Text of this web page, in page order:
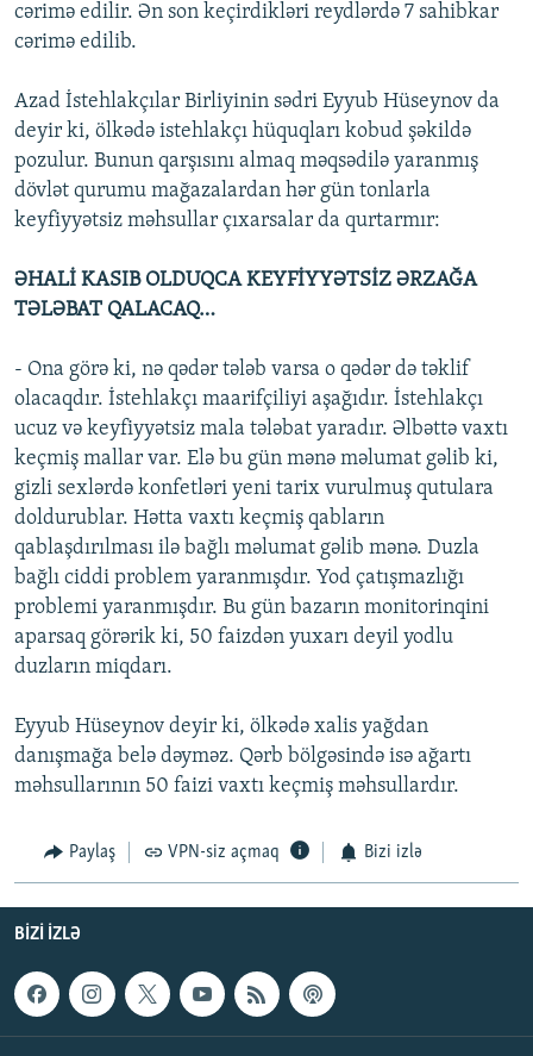
cərimə edilir. Ən son keçirdikləri reydlərdə 7 sahibkar
cərimə edilib.
Azad İstehlakçılar Birliyinin sədri Eyyub Hüseynov da
deyir ki, ölkədə istehlakçı hüquqları kobud şəkildə
pozulur. Bunun qarşısını almaq məqsədilə yaranmış
dövlət qurumu mağazalardan hər gün tonlarla
keyfiyyətsiz məhsullar çıxarsalar da qurtarmır:
ƏHALİ KASIB OLDUQCA KEYFİYYƏTSİZ ƏRZAĞA
TƏLƏBAT QALACAQ…
- Ona görə ki, nə qədər tələb varsa o qədər də təklif
olacaqdır. İstehlakçı maarifçiliyi aşağıdır. İstehlakçı
ucuz və keyfiyyətsiz mala tələbat yaradır. Əlbəttə vaxtı
keçmiş mallar var. Elə bu gün mənə məlumat gəlib ki,
gizli sexlərdə konfetləri yeni tarix vurulmuş qutulara
doldurublar. Hətta vaxtı keçmiş qabların
qablaşdırılması ilə bağlı məlumat gəlib mənə. Duzla
bağlı ciddi problem yaranmışdır. Yod çatışmazlığı
problemi yaranmışdır. Bu gün bazarın monitorinqini
aparsaq görərik ki, 50 faizdən yuxarı deyil yodlu
duzların miqdarı.
Eyyub Hüseynov deyir ki, ölkədə xalis yağdan
danışmağa belə dəyməz. Qərb bölgəsində isə ağartı
məhsullarının 50 faizi vaxtı keçmiş məhsullardır.
Paylaş VPN-siz açmaq Bizi izlə
BIZI IZLƏ